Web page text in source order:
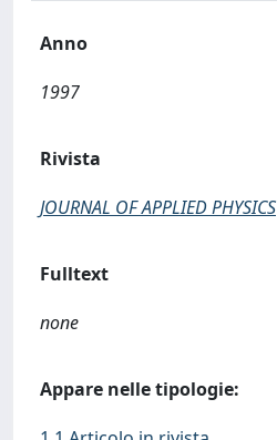
Anno
1997
Rivista
JOURNAL OF APPLIED PHYSICS
Fulltext
none
Appare nelle tipologie: